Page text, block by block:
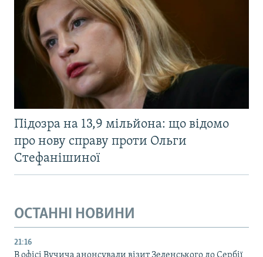
Підозра на 13,9 мільйона: що відомо
про нову справу проти Ольги
Стефанішиної
ОСТАННІ НОВИНИ
21:16
В офісі Вучича анонсували візит Зеленського до Сербії